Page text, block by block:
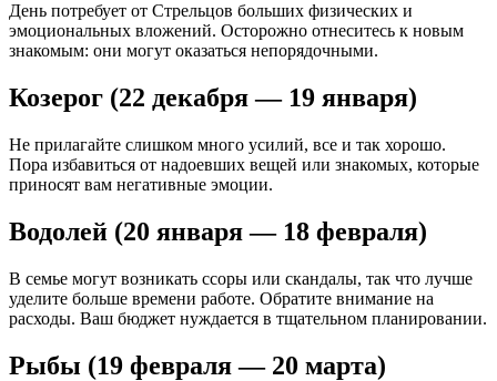
День потребует от Стрельцов больших физических и
эмоциональных вложений. Осторожно отнеситесь к новым
знакомым: они могут оказаться непорядочными.
Козерог (22 декабря — 19 января)
Не прилагайте слишком много усилий, все и так хорошо.
Пора избавиться от надоевших вещей или знакомых, которые
приносят вам негативные эмоции.
Водолей (20 января — 18 февраля)
В семье могут возникать ссоры или скандалы, так что лучше
уделите больше времени работе. Обратите внимание на
расходы. Ваш бюджет нуждается в тщательном планировании.
Рыбы (19 февраля — 20 марта)